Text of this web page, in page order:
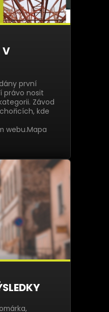
V
první
právo nosit
Závod
kde
webu.Mapa